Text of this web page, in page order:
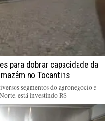
para dobrar capacidade da
no Tocantins
segmentos do agronegócio e
está investindo R$